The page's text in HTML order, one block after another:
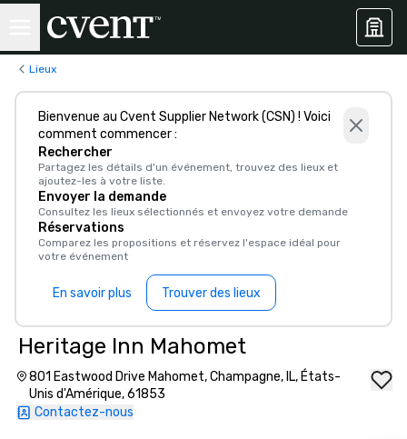
Lieux
Bienvenue au Cvent Supplier Network (CSN) ! Voici
comment commencer :
Rechercher
Partagez les détails d'un événement, trouvez des lieux et
ajoutez-les à votre liste.
Envoyer la demande
Consultez les lieux sélectionnés et envoyez votre demande
Réservations
Comparez les propositions et réservez l'espace idéal pour
votre événement
En savoir plus Trouver des lieux
Heritage Inn Mahomet
801 Eastwood Drive Mahomet, Champagne, IL, États-
Unis d'Amérique, 61853
Contactez-nous